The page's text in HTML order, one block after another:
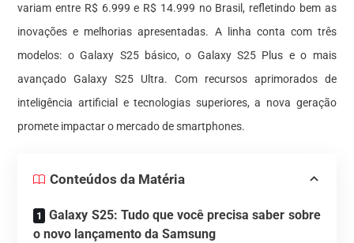
variam entre R$ 6.999 e R$ 14.999 no Brasil, refletindo bem as
inovações e melhorias apresentadas. A linha conta com três
modelos: o Galaxy S25 básico, o Galaxy S25 Plus e o mais
avançado Galaxy S25 Ultra. Com recursos aprimorados de
inteligência artificial e tecnologias superiores, a nova geração
promete impactar o mercado de smartphones.
Conteúdos da Matéria
Galaxy S25: Tudo que você precisa saber sobre
o novo lançamento da Samsung